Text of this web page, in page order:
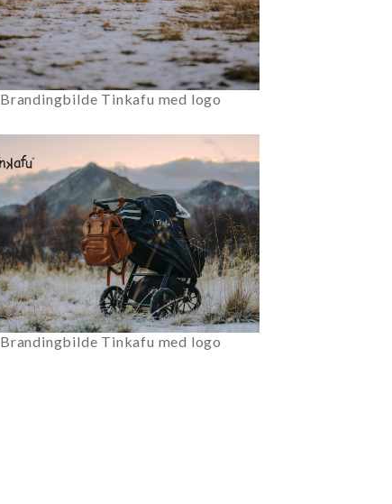
Brandingbilde Tinkafu med logo
Brandingbilde Tinkafu med logo